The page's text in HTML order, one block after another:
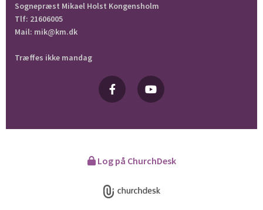
Sognepræst Mikael Holst Kongensholm
Tlf: 21606005
Mail: mik@km.dk
Træffes ikke mandag
Log på ChurchDesk